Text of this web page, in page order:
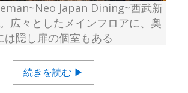
Japan Dining~西武新
広々としたメインフロアに、奥
は隠し扉の個室もある
続きを読む ▶